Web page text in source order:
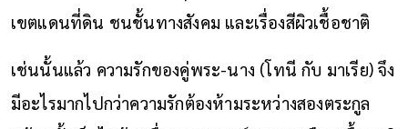
เขตแดนที่ดิน ชนชั้นทางสังคม และเรื่องสีผิวเชื้อชาติ
เช่นนั้นแล้ว ความรักของคู่พระ-นาง (โทนี กับ มาเรีย) จึง
มีอะไรมากไปกว่าความรักต้องห้ามระหว่างสองตระกูล